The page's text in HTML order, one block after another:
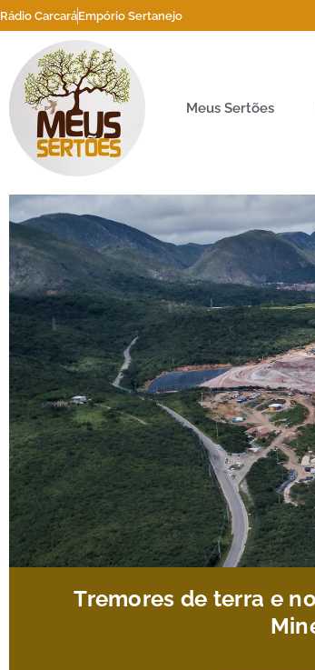
Rádio CarcaráEmpório Sertanejo
Meus Sertões
Tremores de terra e